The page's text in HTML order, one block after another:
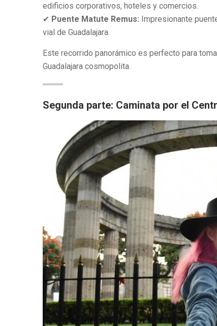
edificios corporativos, hoteles y comercios.
✔ Puente Matute Remus: Impresionante
vial de Guadalajara.
Este recorrido panorámico es perfecto para
Guadalajara cosmopolita.
Segunda parte: Caminata por el